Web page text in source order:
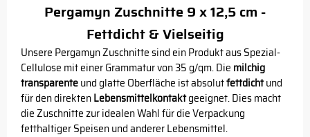
Pergamyn Zuschnitte 9 x 12,5 cm -
Fettdicht & Vielseitig
Unsere Pergamyn Zuschnitte sind ein Produkt aus Spezial-
Cellulose mit einer Grammatur von 35 g/qm. Die milchig
transparenteund glatte Oberfläche ist absolutfettdichtund
für den direktenLebensmittelkontaktgeeignet. Dies macht
die Zuschnitte zur idealen Wahl für die Verpackung
fetthaltiger Speisen und anderer Lebensmittel.